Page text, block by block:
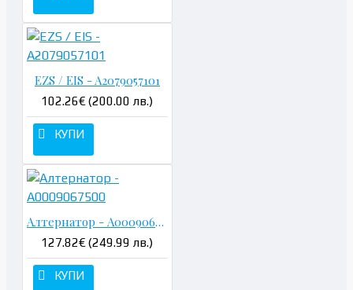
EZS / EIS - A2079057101
102.26€ (200.00 лв.)
КУПИ
Алтернатор - A0009067500
127.82€ (249.99 лв.)
КУПИ